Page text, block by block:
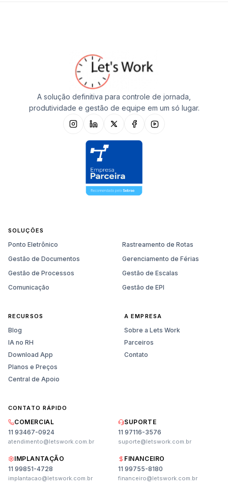
A solução definitiva para controle de jornada,
produtividade e gestão de equipe em um só lugar.
SOLUÇÕES
Ponto Eletrônico
Rastreamento de Rotas
Gestão de Documentos
Gerenciamento de Férias
Gestão de Processos
Gestão de Escalas
Comunicação
Gestão de EPI
RECURSOS
Blog
IA no RH
Download App
Planos e Preços
Central de Apoio
A EMPRESA
Sobre a Lets Work
Parceiros
Contato
CONTATO RÁPIDO
COMERCIAL
11 93467-0924
atendimento@letswork.com.br
SUPORTE
11 97116-3576
suporte@letswork.com.br
IMPLANTAÇÃO
11 99851-4728
implantacao@letswork.com.br
FINANCEIRO
11 99755-8180
financeiro@letswork.com.br
Vendas